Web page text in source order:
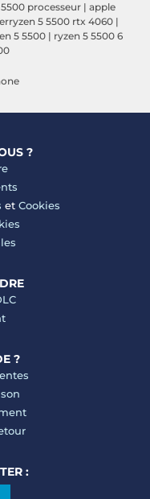
processeur | apple
5 5500 rtx 4060 |
5 5500 | ryzen 5 5500 6
?
et Cookies
?
: